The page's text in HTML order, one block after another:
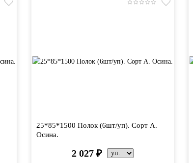
25*85*1500 Полок (6шт/уп). Сорт А.
Осина.
2 027 ₽